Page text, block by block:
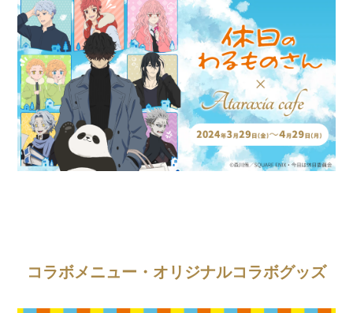
コラボメニュー・オリジナルコラボグッズ